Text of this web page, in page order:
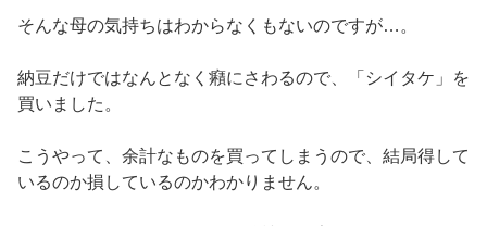
そんな母の気持ちはわからなくもないのですが…。
納豆だけではなんとなく癪にさわるので、「シイタケ」を
買いました。
こうやって、余計なものを買ってしまうので、結局得して
いるのか損しているのかわかりません。